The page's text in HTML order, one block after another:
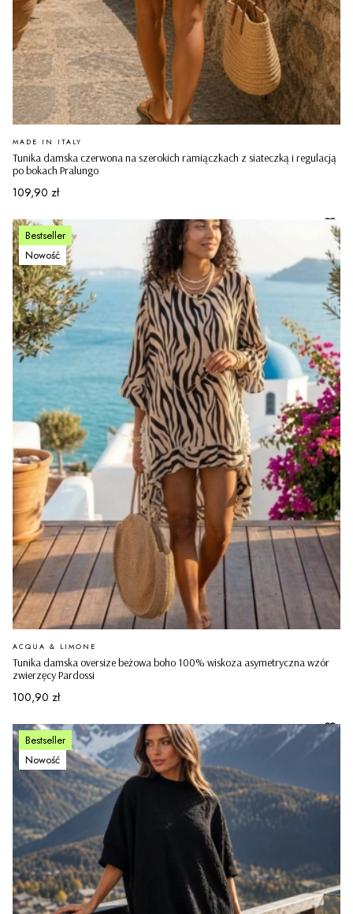
Tunika damska czerwona na szerokich ramiączkach z siateczką i regulacją
po bokach Pralungo
PRODUCENT
MADE IN ITALY
Cena
109,90 zł
Bestseller
Nowość
Tunika damska oversize beżowa boho 100% wiskoza asymetryczna wzór
zwierzęcy Pardossi
PRODUCENT
ACQUA & LIMONE
Cena
100,90 zł
Bestseller
Nowość